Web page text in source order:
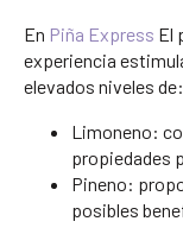
En Piña Express El
experiencia
elevados niveles de:
Limoneno:
propiedades
Pineno:
posibles